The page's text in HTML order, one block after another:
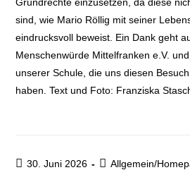
sind, wie Mario Röllig mit seiner
eindrucksvoll beweist. Ein Dank geht
Menschenwürde Mittelfranken e.V.
unserer Schule, die uns diesen
haben. Text und Foto: Franziska
30. Juni 2026 Allgemein/